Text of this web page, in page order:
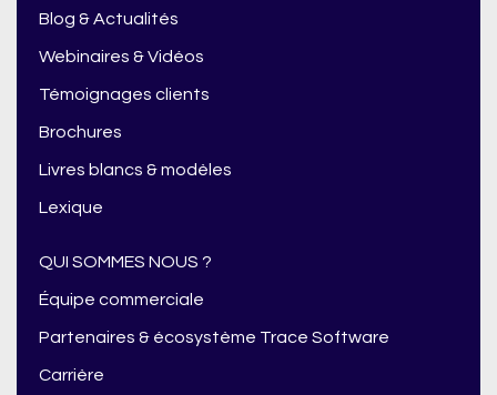
Blog & Actualités
Webinaires & Vidéos
Témoignages clients
Brochures
Livres blancs & modèles
Lexique
QUI SOMMES NOUS ?
Équipe commerciale
Partenaires & écosystème Trace Software
Carrière